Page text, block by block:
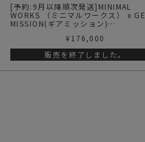
[予約:9月以降順次発送]MINIMAL
WORKS （ミニマルワークス） x GEAR
MISSION(ギアミッション)
¥ 176,000
販売を終了しました。